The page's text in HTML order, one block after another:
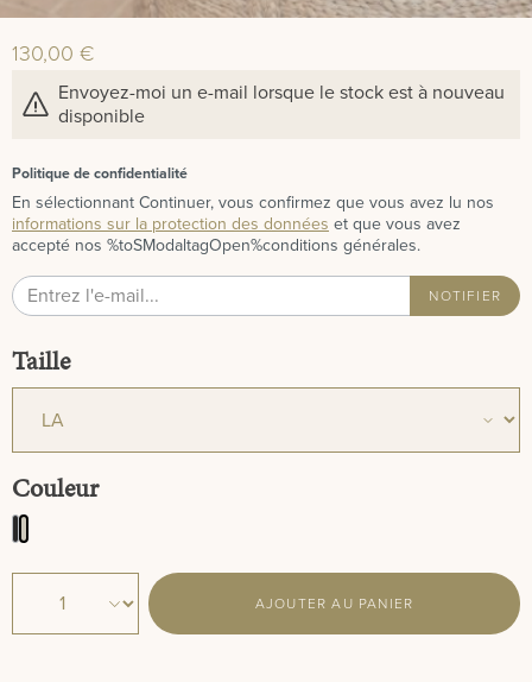
130,00 €
Envoyez-moi un e-mail lorsque le stock est à nouveau
disponible
Politique de confidentialité
En sélectionnant Continuer, vous confirmez que vous avez lu nos
informations sur la protection des donnéeset que vous avez
accepté nos %toSModaltagOpen%conditions générales.
NOTIFIER
Sélectionnez
Taille
Sélectionnez
Couleur
Charcoal
Natural
AJOUTER AU PANIER